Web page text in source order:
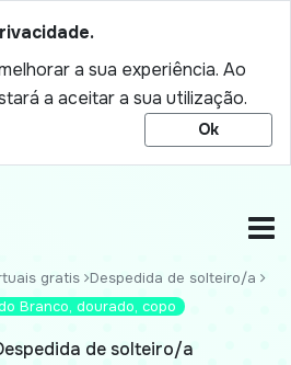
a sua experiência. Ao
a aceitar a sua utilização.
Ok
gratis Despedida de solteiro/a
Branco, dourado, copo
de solteiro/a